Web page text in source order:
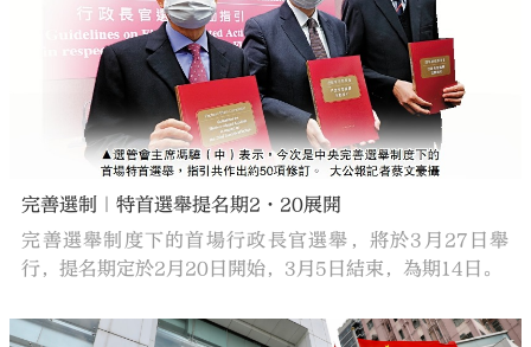
完善選制｜特首選舉提名期2·20展開
完善選舉制度下的首場行政長官選舉，將於3月27日舉
行，提名期定於2月20日開始，3月5日結束，為期14日。